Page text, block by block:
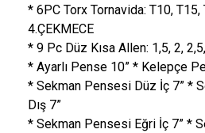
* 6PC Torx Tornavida: T10,
4.ÇEKMECE
* 9 Pc Düz Kısa Allen: 1,5, 2,
* Ayarlı Pense 10” * Kelepçe
* Sekman Pensesi Düz İç 7” *
Dış 7”
* Sekman Pensesi Eğri İç 7” *